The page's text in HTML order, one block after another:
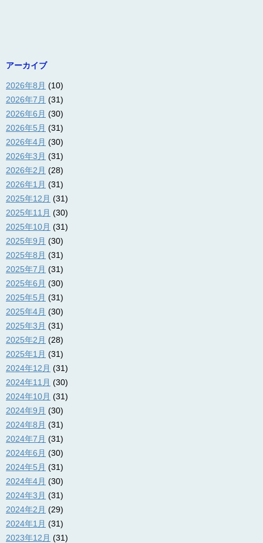
アーカイブ
2026年8月 (10)
2026年7月 (31)
2026年6月 (30)
2026年5月 (31)
2026年4月 (30)
2026年3月 (31)
2026年2月 (28)
2026年1月 (31)
2025年12月 (31)
2025年11月 (30)
2025年10月 (31)
2025年9月 (30)
2025年8月 (31)
2025年7月 (31)
2025年6月 (30)
2025年5月 (31)
2025年4月 (30)
2025年3月 (31)
2025年2月 (28)
2025年1月 (31)
2024年12月 (31)
2024年11月 (30)
2024年10月 (31)
2024年9月 (30)
2024年8月 (31)
2024年7月 (31)
2024年6月 (30)
2024年5月 (31)
2024年4月 (30)
2024年3月 (31)
2024年2月 (29)
2024年1月 (31)
2023年12月 (31)